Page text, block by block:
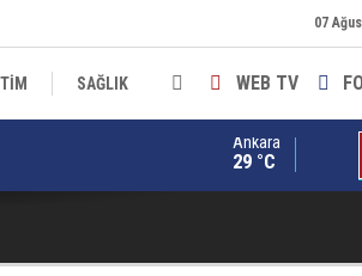
07
WEB TV
SAĞLIK
isimleri tabelalardan silinsin !
Ankara
29 °C